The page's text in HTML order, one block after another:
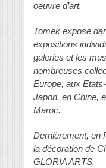
oeuvre d’art.
Tomek expose
expositions
galeries et les
nombreuses
Europe, aux
Japon, en Chine,
Maroc.
Dernièrement, en
la décoration de
GLORIA ARTS.